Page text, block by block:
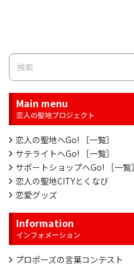
Main menu
恋人の聖地へGo! ［一覧］
サテライトへGo! ［一覧］
サポートショップへGo! ［一覧］
恋人の聖地CITYとくなび
恋愛グッズ
Information
プロポーズの言葉コンテスト